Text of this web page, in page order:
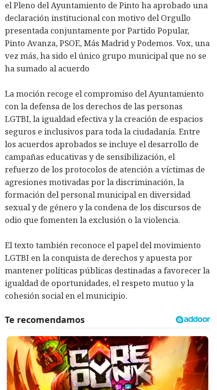
el Pleno del Ayuntamiento de Pinto ha aprobado una
declaración institucional con motivo del Orgullo
presentada conjuntamente por Partido Popular,
Pinto Avanza, PSOE, Más Madrid y Podemos. Vox, una
vez más, ha sido el único grupo municipal que no se
ha sumado al acuerdo
La moción recoge el compromiso del Ayuntamiento
con la defensa de los derechos de las personas
LGTBI, la igualdad efectiva y la creación de espacios
seguros e inclusivos para toda la ciudadanía. Entre
los acuerdos aprobados se incluye el desarrollo de
campañas educativas y de sensibilización, el
refuerzo de los protocolos de atención a víctimas de
agresiones motivadas por la discriminación, la
formación del personal municipal en diversidad
sexual y de género y la condena de los discursos de
odio que fomenten la exclusión o la violencia.
El texto también reconoce el papel del movimiento
LGTBI en la conquista de derechos y apuesta por
mantener políticas públicas destinadas a favorecer la
igualdad de oportunidades, el respeto mutuo y la
cohesión social en el municipio.